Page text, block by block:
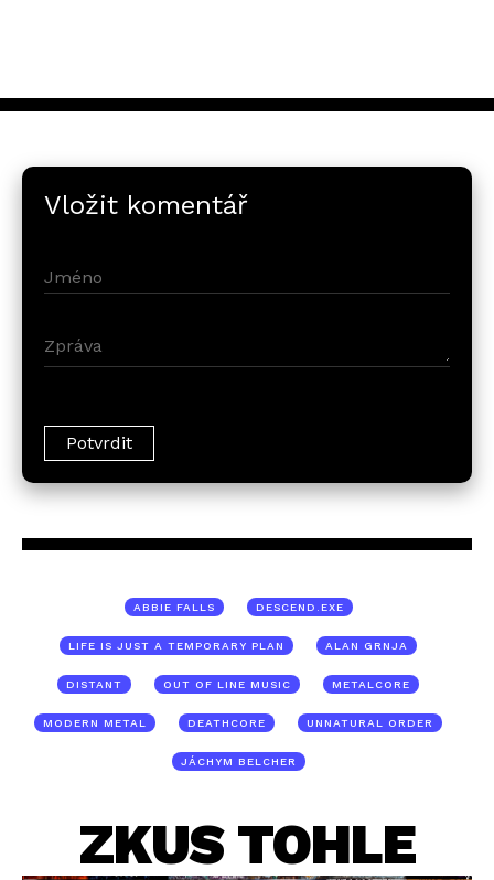
Vložit komentář
ABBIE FALLS DESCEND.EXE
LIFE IS JUST A TEMPORARY PLAN ALAN GRNJA
DISTANT OUT OF LINE MUSIC METALCORE
MODERN METAL DEATHCORE UNNATURAL ORDER
JÁCHYM BELCHER
ZKUS TOHLE